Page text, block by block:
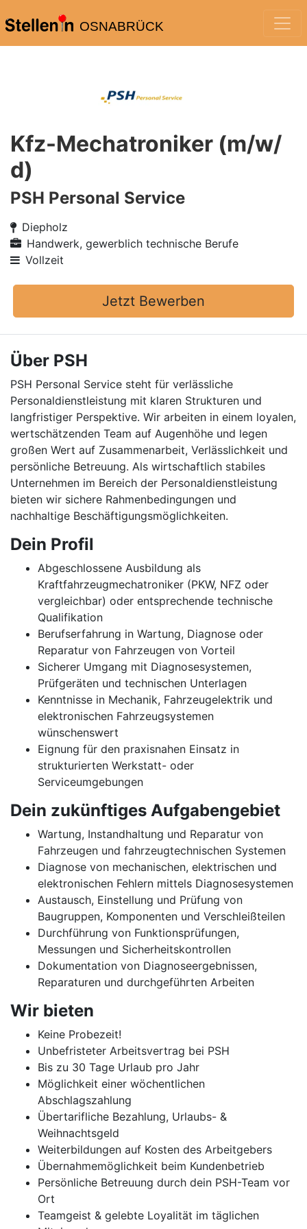
OSNABRÜCK
Kfz-Mechatroniker (m/w/
d)
PSH Personal Service
Diepholz
Handwerk, gewerblich technische Berufe
Vollzeit
Jetzt Bewerben
Über PSH
PSH Personal Service steht für verlässliche
Personaldienstleistung mit klaren Strukturen und
langfristiger Perspektive. Wir arbeiten in einem loyalen,
wertschätzenden Team auf Augenhöhe und legen
großen Wert auf Zusammenarbeit, Verlässlichkeit und
persönliche Betreuung. Als wirtschaftlich stabiles
Unternehmen im Bereich der Personaldienstleistung
bieten wir sichere Rahmenbedingungen und
nachhaltige Beschäftigungsmöglichkeiten.
Dein Profil
Abgeschlossene Ausbildung als
Kraftfahrzeugmechatroniker (PKW, NFZ oder
vergleichbar) oder entsprechende technische
Qualifikation
Berufserfahrung in Wartung, Diagnose oder
Reparatur von Fahrzeugen von Vorteil
Sicherer Umgang mit Diagnosesystemen,
Prüfgeräten und technischen Unterlagen
Kenntnisse in Mechanik, Fahrzeugelektrik und
elektronischen Fahrzeugsystemen
wünschenswert
Eignung für den praxisnahen Einsatz in
strukturierten Werkstatt- oder
Serviceumgebungen
Dein zukünftiges Aufgabengebiet
Wartung, Instandhaltung und Reparatur von
Fahrzeugen und fahrzeugtechnischen Systemen
Diagnose von mechanischen, elektrischen und
elektronischen Fehlern mittels Diagnosesystemen
Austausch, Einstellung und Prüfung von
Baugruppen, Komponenten und Verschleißteilen
Durchführung von Funktionsprüfungen,
Messungen und Sicherheitskontrollen
Dokumentation von Diagnoseergebnissen,
Reparaturen und durchgeführten Arbeiten
Wir bieten
Keine Probezeit!
Unbefristeter Arbeitsvertrag bei PSH
Bis zu 30 Tage Urlaub pro Jahr
Möglichkeit einer wöchentlichen
Abschlagszahlung
Übertarifliche Bezahlung, Urlaubs- &
Weihnachtsgeld
Weiterbildungen auf Kosten des Arbeitgebers
Übernahmemöglichkeit beim Kundenbetrieb
Persönliche Betreuung durch dein PSH-Team vor
Ort
Teamgeist & gelebte Loyalität im täglichen